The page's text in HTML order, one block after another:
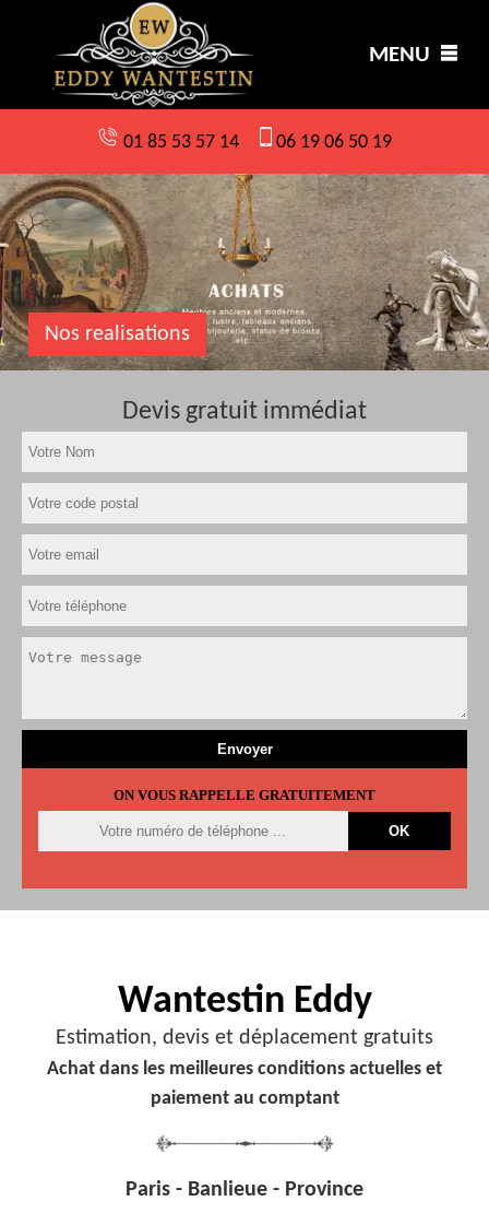
MENU
01 85 53 57 14 06 19 06 50 19
Nos realisations
Devis gratuit immédiat
ON VOUS RAPPELLE GRATUITEMENT
Wantestin Eddy
Estimation, devis et déplacement gratuits
Achat dans les meilleures conditions actuelles et
paiement au comptant
Paris - Banlieue - Province